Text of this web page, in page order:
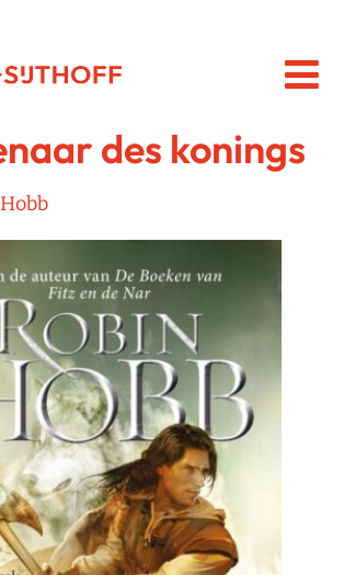
des konings